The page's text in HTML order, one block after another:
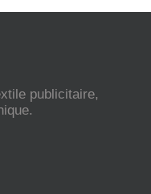
publicitaire,